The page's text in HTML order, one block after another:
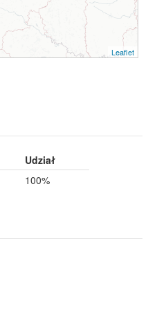
Leaflet
Udział
100%